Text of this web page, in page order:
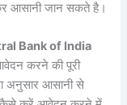
आसानी जान सकते है।
Bank of India
करने की पूरी
अनुसार आसानी से